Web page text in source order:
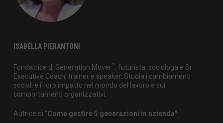
ISABELLA PIERANTONI
Fondatrice di Generation Mover™, futurista, sociologa e Sr
Executive Coach, trainer e speaker. Studia i cambiamenti
sociali e il loro impatto nel mondo del lavoro e sui
comportamenti organizzativi.
Autrice di "Come gestire 5 generazioni in azienda"